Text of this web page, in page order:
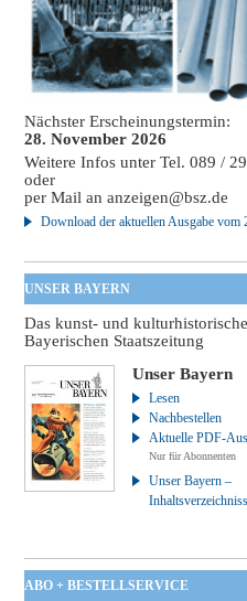
Nächster Erscheinungstermin:
28. November 2026
Weitere Infos unter Tel. 089 /
oder
per Mail ananzeigen@bsz.de
Download der aktuellen Ausgabe
UNSER BAYERN
Das kunst- und
Bayerischen Staatszeitung
Unser Bayern
Lesen
Nachbestellen
Aktuelle PDF-
Nur für Abonnenten
Unser Bayern –
ABO + BESTELLSERVICE